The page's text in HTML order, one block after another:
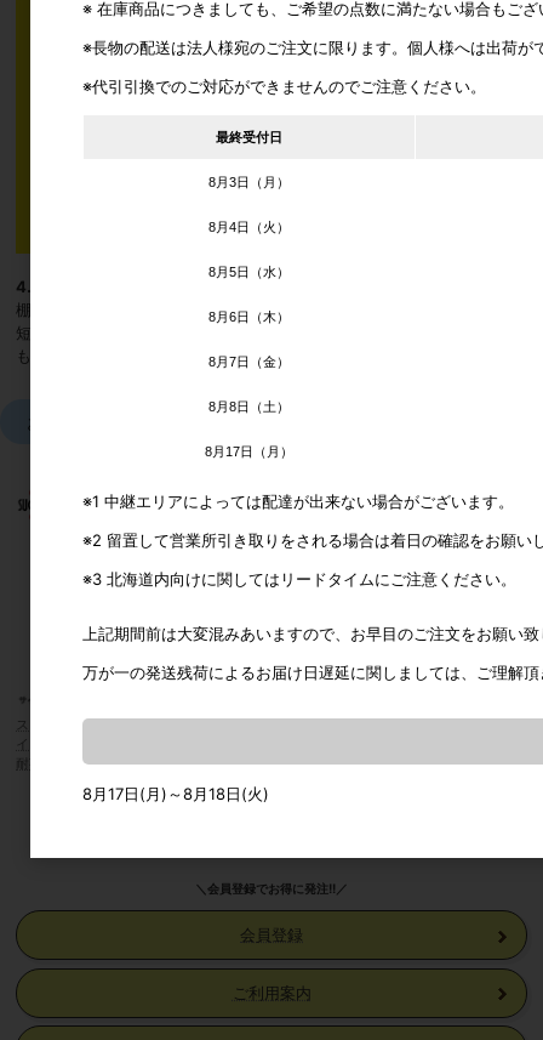
4.棚板を金具に取り付ける
棚板をスムーズに上げ下げできるように壁から3mmくらい間隔をあけて
短い方のビスを使って棚板を取り付けてください。
もう一方の金具も同様に取り付けます。
おすすめ商品
スガツネ工業/ランプ BK-TR型 トラ
イアングル棚受 １ヶ使い可能・最大
耐荷重約100kgf
田中工業/TNK カラーアングル棚受
付
ワールド
120mm/
＼会員登録でお得に発注!!／
会員登録
ご利用案内
※ 在庫商品につきましても、ご希望の点数に満たない場合もご
※長物の配送は法人様宛のご注文に限ります。個人様へは出荷が
※代引引換でのご対応ができませんのでご注意ください。
最終受付日
8月3日（月）
8月4日（火）
8月5日（水）
8月6日（木）
8月7日（金）
8月8日（土）
8月17日（月）
※1 中継エリアによっては配達が出来ない場合がございます。
※2 留置して営業所引き取りをされる場合は着日の確認をお願い
※3 北海道内向けに関してはリードタイムにご注意ください。
上記期間前は大変混みあいますので、お早目のご注文をお願い
万が一の発送残荷によるお届け日遅延に関しましては、ご理解
8月17日(月)～8月18日(火)